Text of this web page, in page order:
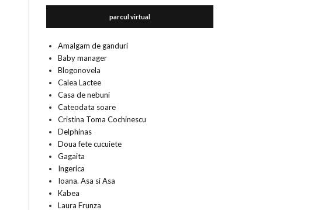
parcul virtual
Amalgam de ganduri
Baby manager
Blogonovela
Calea Lactee
Casa de nebuni
Cateodata soare
Cristina Toma Cochinescu
Delphinas
Doua fete cucuiete
Gagaita
Ingerica
Ioana. Asa si Asa
Kabea
Laura Frunza